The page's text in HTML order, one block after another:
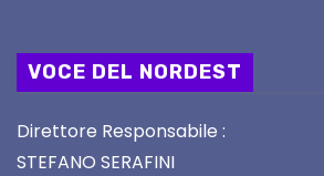
VOCE DEL NORDEST
Direttore Responsabile :
STEFANO SERAFINI